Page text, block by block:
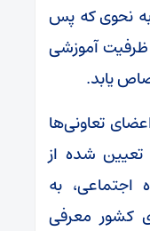
به نحوی که پس
چشم‌انداز سند، (۳۰%) ظرفیت آموزشی
یابد.
تعاونی‌ها
شده از
اجتماعی، به
کشور معرفی